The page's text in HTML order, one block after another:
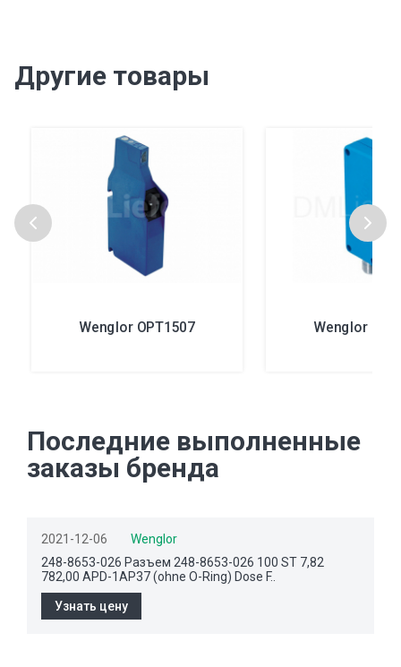
Другие товары
Wenglor OPT1507 Wenglor
Последние выполненные
заказы бренда
2021-12-06
Wenglor
248-8653-026 Разъем 248-8653-026 100 ST 7,82
782,00 APD-1AP37 (ohne O-Ring) Dose F..
Узнать цену